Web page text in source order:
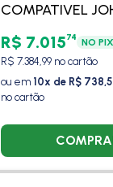
COMPATIVEL
3520 COM
R$ 7.01574 NO PIX
R$ 7.384,99 no cartão
ou em 10x de R$
no cartão